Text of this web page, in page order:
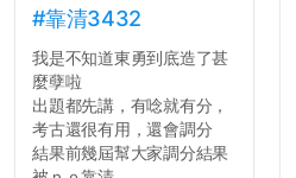
績無法體現你們的努力，但
往後你們正直的態度一定會
讓你們在社會上適應得更
好。最後，那些作弊的同
學，你們要瞭解到作弊對你
們而言是沒有任何好處的，
大學是你們唯一可以勇敢認
#靠清3432
我是不知道東勇到底造了甚
麼孽啦
出題都先講，有唸就有分，
考古還很有用，還會調分
結果前幾屆幫大家調分結果